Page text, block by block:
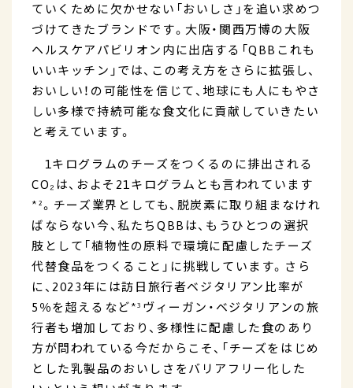
ていくために欠かせない「おいしさ」を追い求めつ
づけてきたブランドです。大阪・関西万博の大阪
ヘルスケアパビリオン内に出店する「QBBこれも
いいキッチン」では、この考え方をさらに拡張し、
おいしい！の可能性を信じて、地球にも人にもやさ
しい多様で持続可能な食文化に貢献していきたい
と考えています。
1キログラムのチーズをつくるのに排出される
CO₂は、およそ21キログラムとも言われています
*²。チーズ業界としても、脱炭素に取り組まなけれ
ばならない今、私たちQBBは、もうひとつの選択
肢として「植物性の原料で環境に配慮したチーズ
代替食品をつくること」に挑戦しています。さら
に、2023年には訪日旅行者ベジタリアン比率が
5％を超えるなど*³ヴィーガン・ベジタリアンの旅
行者も増加しており、多様性に配慮した食のあり
方が問われている今だからこそ、「チーズをはじめ
とした乳製品のおいしさをバリアフリー化した